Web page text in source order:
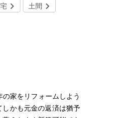
土間
家をリフォームしよう
かも元金の返済は猶予